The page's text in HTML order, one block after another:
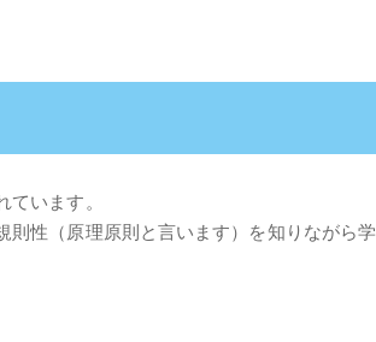
います。
性（原理原則と言います）を知りながら学